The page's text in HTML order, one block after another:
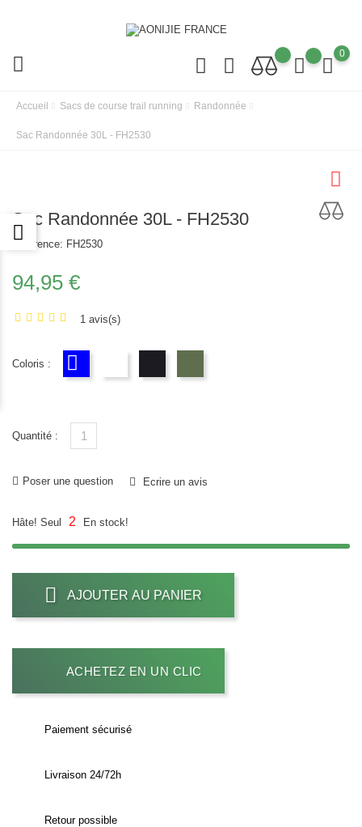
0
Accueil Sacs de course trail running Randonnée
Sac Randonnée 30L - FH2530
Sac Randonnée 30L - FH2530
Réference: FH2530
94,95 €
1 avis(s)
Coloris :
Quantité :
Poser une question Ecrire un avis
Hâte! Seul 2 En stock!
AJOUTER AU PANIER
ACHETEZ EN UN CLIC
Paiement sécurisé
Livraison 24/72h
Retour possible